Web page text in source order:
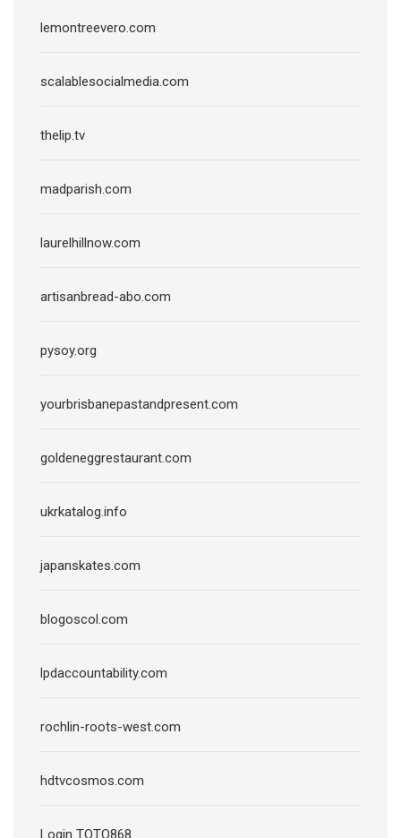
lemontreevero.com
scalablesocialmedia.com
thelip.tv
madparish.com
laurelhillnow.com
artisanbread-abo.com
pysoy.org
yourbrisbanepastandpresent.com
goldeneggrestaurant.com
ukrkatalog.info
japanskates.com
blogoscol.com
lpdaccountability.com
rochlin-roots-west.com
hdtvcosmos.com
Login TOTO868